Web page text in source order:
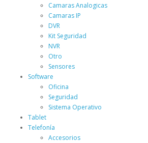
Camaras Analogicas
Camaras IP
DVR
Kit Seguridad
NVR
Otro
Sensores
Software
Oficina
Seguridad
Sistema Operativo
Tablet
Telefonía
Accesorios